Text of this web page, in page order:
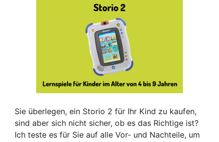
Sie überlegen, ein Storio 2 für Ihr Kind zu kaufen,
sind aber sich nicht sicher, ob es das Richtige ist?
Ich teste es für Sie auf alle Vor- und Nachteile, um